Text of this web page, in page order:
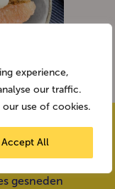
experience,
our traffic.
use of cookies.
Accept All
gesneden